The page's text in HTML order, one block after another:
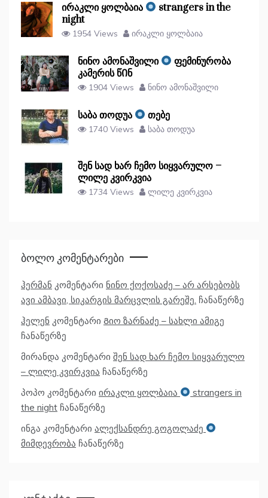
ირაკლი ყოლბაია
strangers in the
night
1954 Views ირაკლი ყოლბაია
ნინო ამონაშვილი
ფემინურობა
კამერის წᲘნ
1904 Views ნინო ამონაშვილი
საბა თოდუა თებე
1740 Views საბა თოდუა
შენ სად ხარ ჩემო სიყვარულო –
ლილე კვირკვია
1734 Views ლილე კვირკვია
Ბოლო Კომენტარები
ჰერმან კომენტარი ნინო ქოქოსაძე – არ არსებობს
ავი ამბავი, სიკარგის მარცვლის გარეშე. ჩანაწერზე
ჰელენ კომენტარი Გიო ზარნაძე – სახლი ამიგე
ჩანაწერზე
მირანდა კომენტარი შენ სად ხარ ჩემო სიყვარულო
– ლილე კვირკვია ჩანაწერზე
პოპო კომენტარი ირაკლი ყოლბაია
strangers in
the night ჩანაწერზე
ინგა კომენტარი ალექსანდრე გოგოლაძე
მიმდევრობა ჩანაწერზე